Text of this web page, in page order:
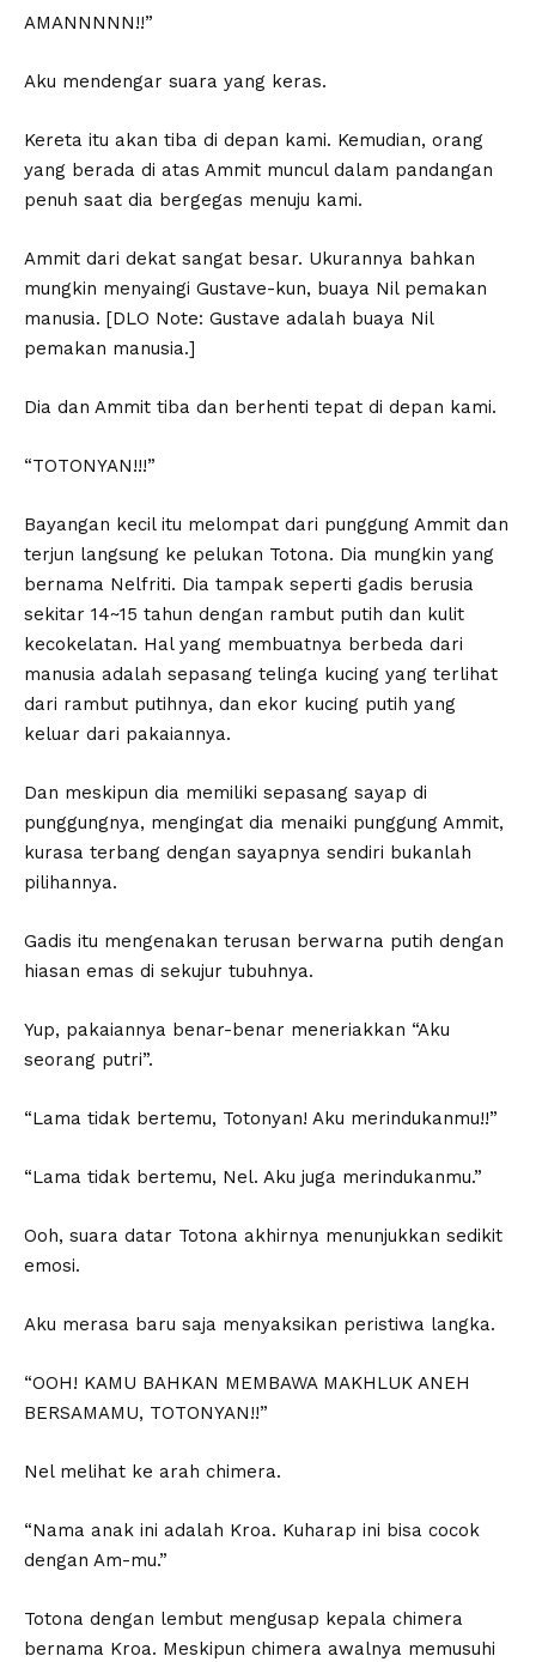
AMANNNNN!!”
Aku mendengar suara yang keras.
Kereta itu akan tiba di depan kami. Kemudian, orang
yang berada di atas Ammit muncul dalam pandangan
penuh saat dia bergegas menuju kami.
Ammit dari dekat sangat besar. Ukurannya bahkan
mungkin menyaingi Gustave-kun, buaya Nil pemakan
manusia. [DLO Note: Gustave adalah buaya Nil
pemakan manusia.]
Dia dan Ammit tiba dan berhenti tepat di depan kami.
“TOTONYAN!!!”
Bayangan kecil itu melompat dari punggung Ammit dan
terjun langsung ke pelukan Totona. Dia mungkin yang
bernama Nelfriti. Dia tampak seperti gadis berusia
sekitar 14~15 tahun dengan rambut putih dan kulit
kecokelatan. Hal yang membuatnya berbeda dari
manusia adalah sepasang telinga kucing yang terlihat
dari rambut putihnya, dan ekor kucing putih yang
keluar dari pakaiannya.
Dan meskipun dia memiliki sepasang sayap di
punggungnya, mengingat dia menaiki punggung Ammit,
kurasa terbang dengan sayapnya sendiri bukanlah
pilihannya.
Gadis itu mengenakan terusan berwarna putih dengan
hiasan emas di sekujur tubuhnya.
Yup, pakaiannya benar-benar meneriakkan “Aku
seorang putri”.
“Lama tidak bertemu, Totonyan! Aku merindukanmu!!”
“Lama tidak bertemu, Nel. Aku juga merindukanmu.”
Ooh, suara datar Totona akhirnya menunjukkan sedikit
emosi.
Aku merasa baru saja menyaksikan peristiwa langka.
“OOH! KAMU BAHKAN MEMBAWA MAKHLUK ANEH
BERSAMAMU, TOTONYAN!!”
Nel melihat ke arah chimera.
“Nama anak ini adalah Kroa. Kuharap ini bisa cocok
dengan Am-mu.”
Totona dengan lembut mengusap kepala chimera
bernama Kroa. Meskipun chimera awalnya memusuhi